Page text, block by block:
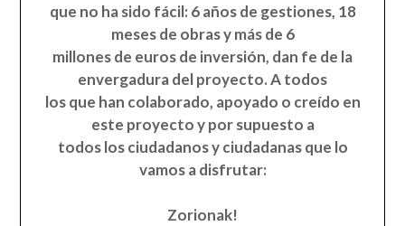
que no ha sido fácil: 6 años de gestiones, 18
meses de obras y más de 6
millones de euros de inversión, dan fe de la
envergadura del proyecto. A todos
los que han colaborado, apoyado o creído en
este proyecto y por supuesto a
todos los ciudadanos y ciudadanas que lo
vamos a disfrutar:
Zorionak!